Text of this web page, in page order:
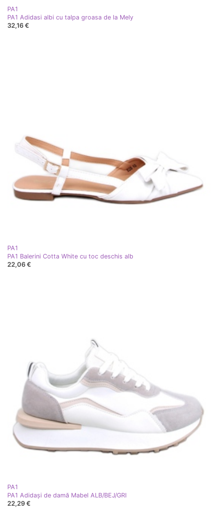
PA1
PA1 Adidasi albi cu talpa groasa de la Mely
32,16 €
PA1
PA1 Balerini Cotta White cu toc deschis alb
22,06 €
PA1
PA1 Adidași de damă Mabel ALB/BEJ/GRI
22,29 €